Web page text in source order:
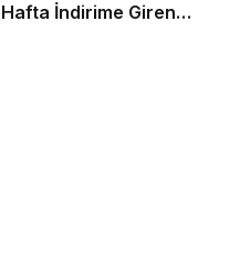
Hafta İndirime Giren